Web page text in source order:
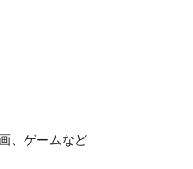
、ゲームなど